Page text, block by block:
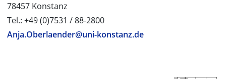
78457 Konstanz
Tel.: +49 (0)7531 / 88-2800
Anja.Oberlaender@uni-konstanz.de